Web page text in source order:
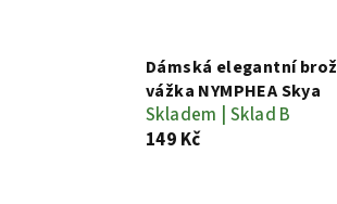
Dámská elegantní brož
vážka NYMPHEA Skya
Skladem | Sklad B
149 Kč